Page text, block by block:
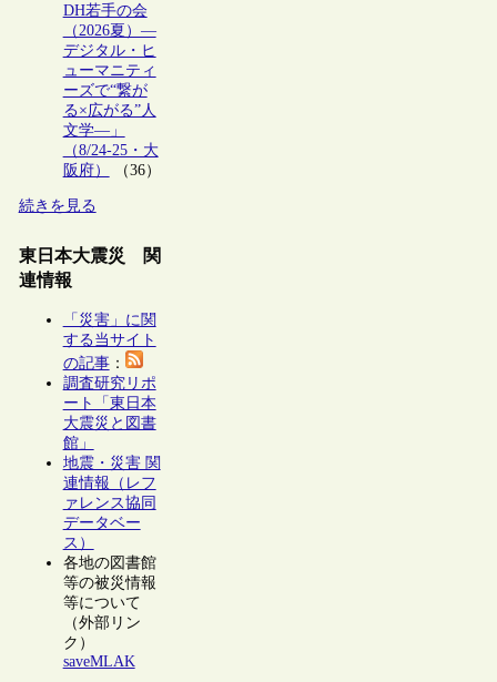
DH若手の会
（2026夏）―
デジタル・ヒ
ューマニティ
ーズで“繋が
る×広がる”人
文学―」
（8/24-25・大
阪府）
（36）
続きを見る
東日本大震災 関
連情報
「災害」に関
する当サイト
の記事：
調査研究リポ
ート「東日本
大震災と図書
館」
地震・災害 関
連情報（レフ
ァレンス協同
データベー
ス）
各地の図書館
等の被災情報
等について
（外部リン
ク）
saveMLAK